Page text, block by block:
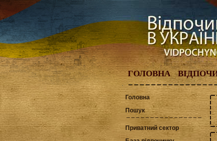
ГОЛОВНА
Головна
Пошук
Приватний сектор